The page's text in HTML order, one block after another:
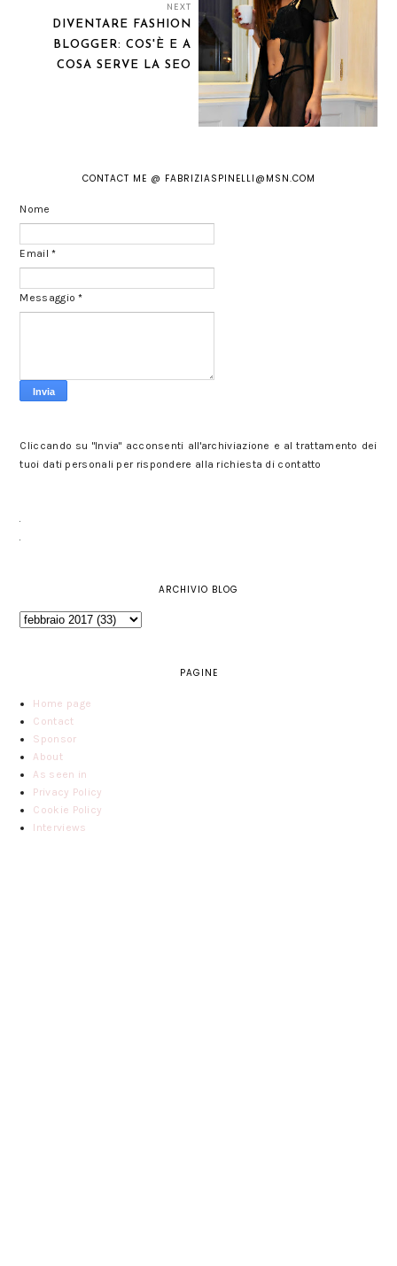
NEXT
DIVENTARE FASHION
BLOGGER: COS'È E A
COSA SERVE LA SEO
CONTACT ME @ FABRIZIASPINELLI@MSN.COM
Nome
Email*
Messaggio*
Cliccando su "Invia" acconsenti all'archiviazione e al trattamento dei
tuoi dati personali per rispondere alla richiesta di contatto
ARCHIVIO BLOG
PAGINE
Home page
Contact
Sponsor
About
As seen in
Privacy Policy
Cookie Policy
Interviews